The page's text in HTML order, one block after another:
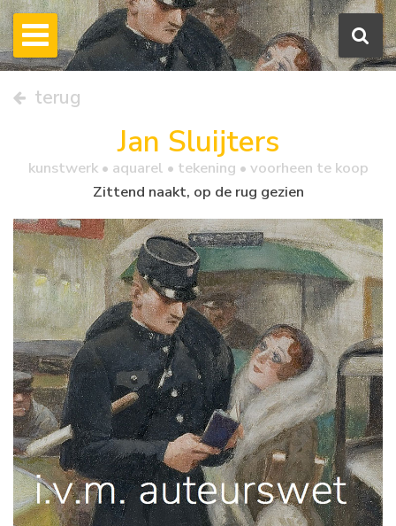
terug
Jan Sluijters
kunstwerk • aquarel • tekening • voorheen te koop
Zittend naakt, op de rug gezien